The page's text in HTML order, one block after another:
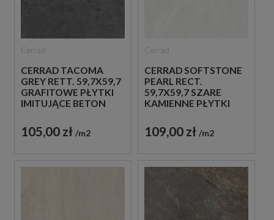
CERRAD TACOMA
GREY RETT. 59,7X59,7
GRAFITOWE PŁYTKI
IMITUJĄCE BETON
105,00 zł m2
CERRAD SOFTSTONE
PEARL RECT.
59,7X59,7 SZARE
KAMIENNE PŁYTKI
109,00 zł m2